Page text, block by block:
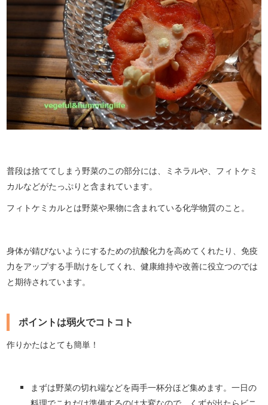
普段は捨ててしまう野菜のこの部分には、ミネラルや、フィトケミ
カルなどがたっぷりと含まれています。
フィトケミカルとは野菜や果物に含まれている化学物質のこと。
身体が錆びないようにするための抗酸化力を高めてくれたり、免疫
力をアップする手助けをしてくれ、健康維持や改善に役立つのでは
と期待されています。
ポイントは弱火でコトコト
作りかたはとても簡単！
まずは野菜の切れ端などを両手一杯分ほど集めます。一日の